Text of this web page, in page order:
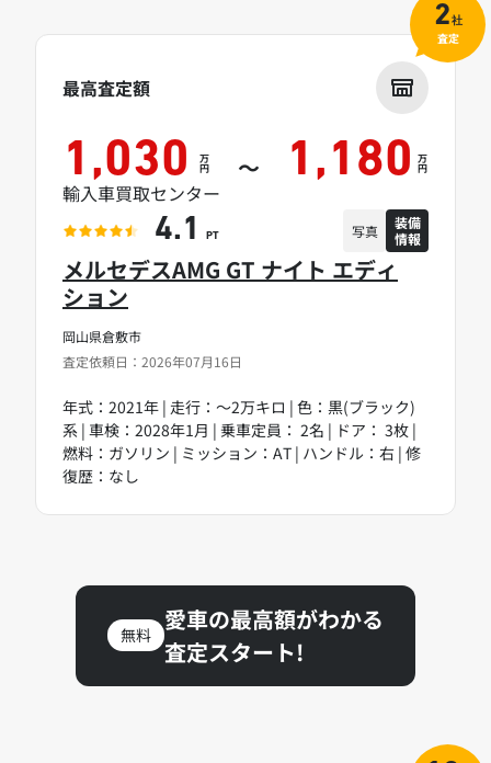
岡山県倉敷市
査定依頼日：2026年07月16日
メルセデスAMG GT ナイト エディ
ション
年式：2021年 | 走行：～2万キロ | 色：黒(ブラック)
系 | 車検：2028年1月 | 乗車定員： 2名 | ドア： 3枚 |
燃料：ガソリン | ミッション：AT | ハンドル：右 | 修
復歴：なし
最高査定額
1,030 万
円 ～ 1,180 万
円
輸入車買取センター
4.1 PT 写真
装備
情報
2社
査定
無料
愛車の最高額がわかる
査定スタート!